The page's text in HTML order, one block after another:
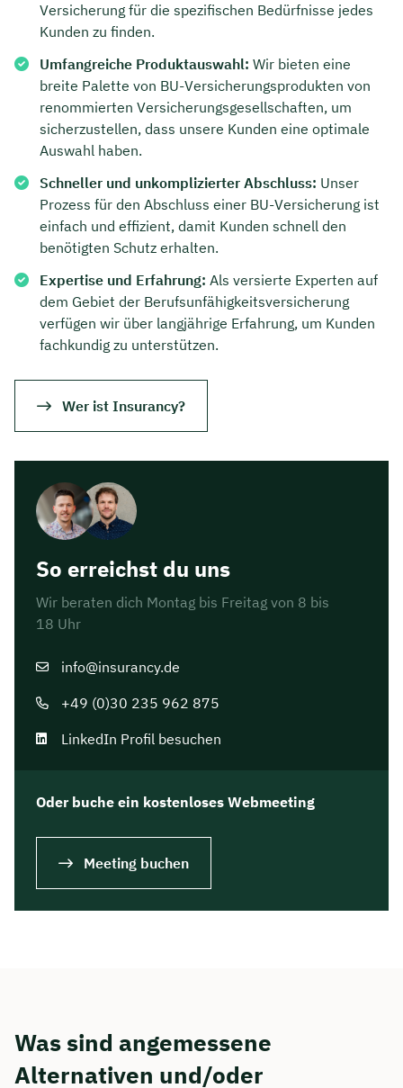
Versicherung für die spezifischen Bedürfnisse jedes
Kunden zu finden.
Umfangreiche Produktauswahl: Wir bieten eine
breite Palette von BU-Versicherungsprodukten von
renommierten Versicherungsgesellschaften, um
sicherzustellen, dass unsere Kunden eine optimale
Auswahl haben.
Schneller und unkomplizierter Abschluss: Unser
Prozess für den Abschluss einer BU-Versicherung ist
einfach und effizient, damit Kunden schnell den
benötigten Schutz erhalten.
Expertise und Erfahrung: Als versierte Experten auf
dem Gebiet der Berufsunfähigkeitsversicherung
verfügen wir über langjährige Erfahrung, um Kunden
fachkundig zu unterstützen.
Wer ist Insurancy?
So erreichst du uns
Wir beraten dich Montag bis Freitag von 8 bis
18 Uhr
info@insurancy.de
+49 (0)30 235 962 875
LinkedIn Profil besuchen
Oder buche ein kostenloses Webmeeting
Meeting buchen
Was sind angemessene
Alternativen und/oder